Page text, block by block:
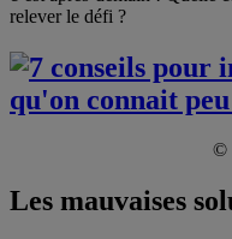
relever le défi ?
©
Les mauvaises